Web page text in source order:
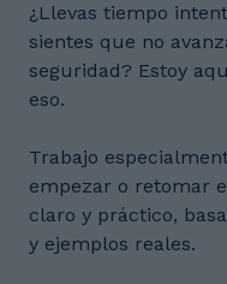
¿Llevas tiempo
sientes que no
seguridad? Estoy
eso.
Trabajo
empezar o retomar
claro y práctico,
y ejemplos reales.